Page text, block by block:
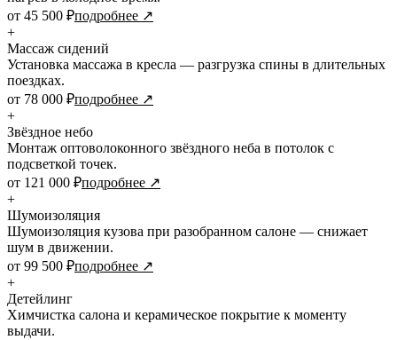
от 45 500 ₽подробнее ↗
+
Массаж сидений
Установка массажа в кресла — разгрузка спины в длительных
поездках.
от 78 000 ₽подробнее ↗
+
Звёздное небо
Монтаж оптоволоконного звёздного неба в потолок с
подсветкой точек.
от 121 000 ₽подробнее ↗
+
Шумоизоляция
Шумоизоляция кузова при разобранном салоне — снижает
шум в движении.
от 99 500 ₽подробнее ↗
+
Детейлинг
Химчистка салона и керамическое покрытие к моменту
выдачи.